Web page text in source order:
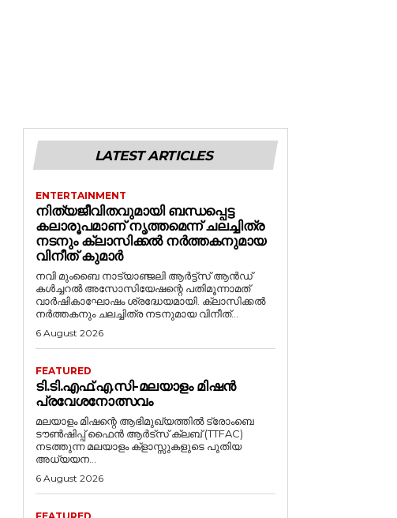
LATEST ARTICLES
ENTERTAINMENT
നിത്യജീവിതവുമായി ബന്ധപ്പെട്ട
കലാരൂപമാണ് നൃത്തമെന്ന് ചലച്ചിത്ര
നടനും ക്ലാസിക്കൽ നർത്തകനുമായ
വിനീത് കുമാർ
നവി മുംബൈ നാട്യാഞ്ജലി ആർട്ട്സ് ആൻഡ്
കൾച്ചറൽ അസോസിയേഷന്റെ പതിമൂന്നാമത്
വാർഷികാഘോഷം ശ്രദ്ധേയമായി. ക്ലാസിക്കൽ
നർത്തകനും ചലച്ചിത്ര നടനുമായ വിനീത്...
6 August 2026
FEATURED
ടി.ടി.എഫ്‌.എ.സി-മലയാളം മിഷൻ
പ്രവേശനോത്സവം
മലയാളം മിഷന്റെ ആഭിമുഖ്യത്തിൽ ട്രോംബെ
ടൗൺഷിപ്പ് ഫൈൻ ആർട്സ് ക്ലബ് (TTFAC)
നടത്തുന്ന മലയാളം ക്‌ളാസ്സുകളുടെ പുതിയ
അധ്യയന...
6 August 2026